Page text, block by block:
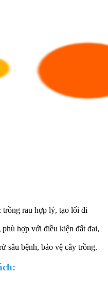
rau hợp lý, tạo lối đi
hợp với điều kiện đất đai,
sâu bệnh, bảo vệ cây trồng.